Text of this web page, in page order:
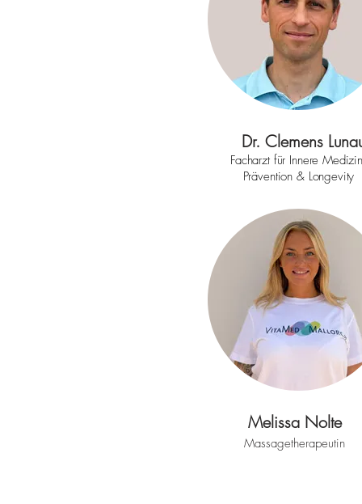
Dr. Clemens
Facharzt für Innere
Prävention & Longevity
Melissa Nolte
Massagetherapeutin